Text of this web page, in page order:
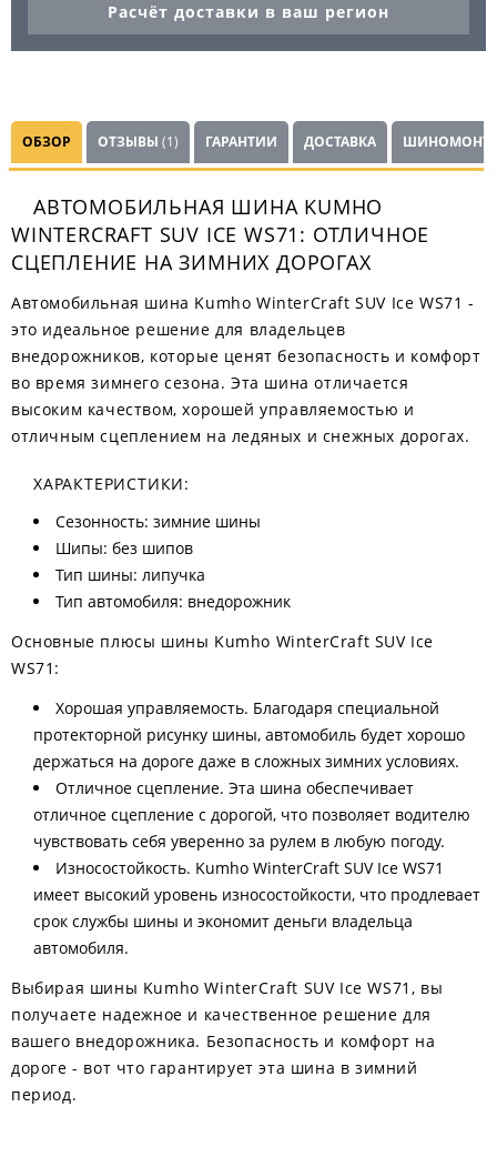
Расчёт доставки в ваш регион
ОБЗОР ОТЗЫВЫ (1) ГАРАНТИИ ДОСТАВКА
АВТОМОБИЛЬНАЯ ШИНА KUMHO
WINTERCRAFT SUV ICE WS71: ОТЛИЧНОЕ
СЦЕПЛЕНИЕ НА ЗИМНИХ ДОРОГАХ
Автомобильная шина Kumho WinterCraft SUV Ice WS71 -
это идеальное решение для владельцев
внедорожников, которые ценят безопасность и комфорт
во время зимнего сезона. Эта шина отличается
высоким качеством, хорошей управляемостью и
отличным сцеплением на ледяных и снежных дорогах.
ХАРАКТЕРИСТИКИ:
Сезонность: зимние шины
Шипы: без шипов
Тип шины: липучка
Тип автомобиля: внедорожник
Основные плюсы шины Kumho WinterCraft SUV Ice
WS71:
Хорошая управляемость. Благодаря специальной
протекторной рисунку шины, автомобиль будет хорошо
держаться на дороге даже в сложных зимних условиях.
Отличное сцепление. Эта шина обеспечивает
отличное сцепление с дорогой, что позволяет водителю
чувствовать себя уверенно за рулем в любую погоду.
Износостойкость. Kumho WinterCraft SUV Ice WS71
имеет высокий уровень износостойкости, что продлевает
срок службы шины и экономит деньги владельца
автомобиля.
Выбирая шины Kumho WinterCraft SUV Ice WS71, вы
получаете надежное и качественное решение для
вашего внедорожника. Безопасность и комфорт на
дороге - вот что гарантирует эта шина в зимний
период.